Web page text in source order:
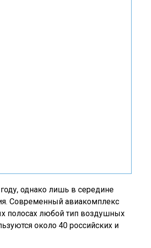
однако лишь в середине
Современный авиакомплекс
полосах любой тип воздушных
около 40 российских и